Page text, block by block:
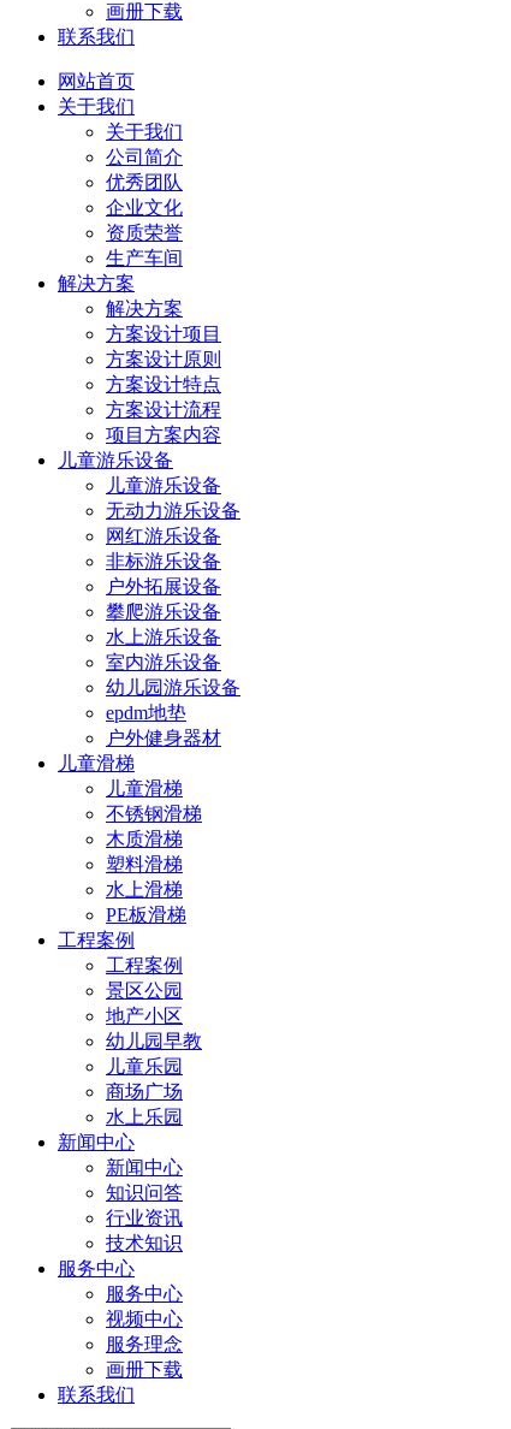
画册下载
联系我们
网站首页
关于我们
关于我们
公司简介
优秀团队
企业文化
资质荣誉
生产车间
解决方案
解决方案
方案设计项目
方案设计原则
方案设计特点
方案设计流程
项目方案内容
儿童游乐设备
儿童游乐设备
无动力游乐设备
网红游乐设备
非标游乐设备
户外拓展设备
攀爬游乐设备
水上游乐设备
室内游乐设备
幼儿园游乐设备
epdm地垫
户外健身器材
儿童滑梯
儿童滑梯
不锈钢滑梯
木质滑梯
塑料滑梯
水上滑梯
PE板滑梯
工程案例
工程案例
景区公园
地产小区
幼儿园早教
儿童乐园
商场广场
水上乐园
新闻中心
新闻中心
知识问答
行业资讯
技术知识
服务中心
服务中心
视频中心
服务理念
画册下载
联系我们